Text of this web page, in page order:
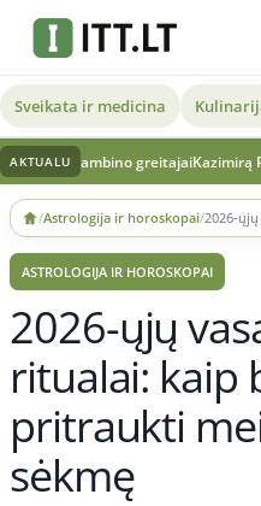
Sveikata ir medicina
AKTUALU
greitajaiKazimirą Prunskienę
Skip
to
content
/Astrologija ir horoskopai/
ASTROLOGIJA IR HOROSKOPAI
2026-ųjų
ritualai: kaip
pritraukti
sėkmę